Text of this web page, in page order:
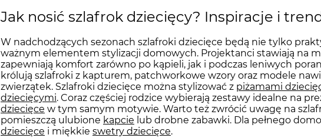
Jak nosić szlafrok dziecięcy? Inspiracje i
W nadchodzących sezonach szlafroki dziecięce będą nie tylko
ważnym elementem stylizacji domowych. Projektanci stawiają na
zapewniają komfort zarówno po kąpieli, jak i podczas leniwych
królują szlafroki z kapturem, patchworkowe wzory oraz modele
zwierzątek. Szlafroki dziecięce można stylizować z piżamami
dziecięcymi. Coraz częściej rodzice wybierają zestawy idealne na
dziecięce w tym samym motywie. Warto też zwrócić uwagę na
pomieszczą ulubione kapcie lub drobne zabawki. Dla pełnego
dziecięce i miękkie swetry dziecięce.